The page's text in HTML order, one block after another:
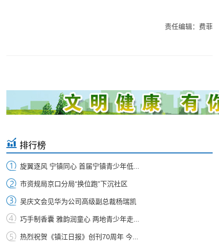
责任编辑：费菲
排行榜
旋翼逐风 宁镇同心 首届宁镇青少年低...
市资规局京口分局“换位跑”下沉社区
吴庆文会见华为公司高级副总裁杨瑞凯
巧手制香囊 雅韵润童心 两地青少年走...
热烈祝贺《镇江日报》创刊70周年 今...